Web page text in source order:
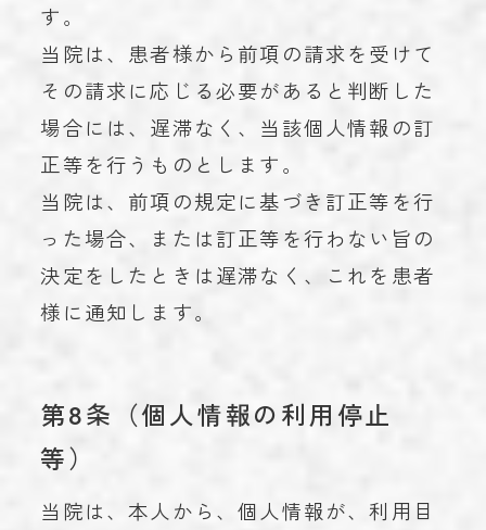
す。
当院は、患者様から前項の請求を受けて
その請求に応じる必要があると判断した
場合には、遅滞なく、当該個人情報の訂
正等を行うものとします。
当院は、前項の規定に基づき訂正等を行
った場合、または訂正等を行わない旨の
決定をしたときは遅滞なく、これを患者
様に通知します。
第8条（個人情報の利用停止
等）
当院は、本人から、個人情報が、利用目